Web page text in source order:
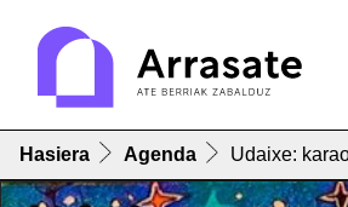
Hasiera Agenda Udaixe: